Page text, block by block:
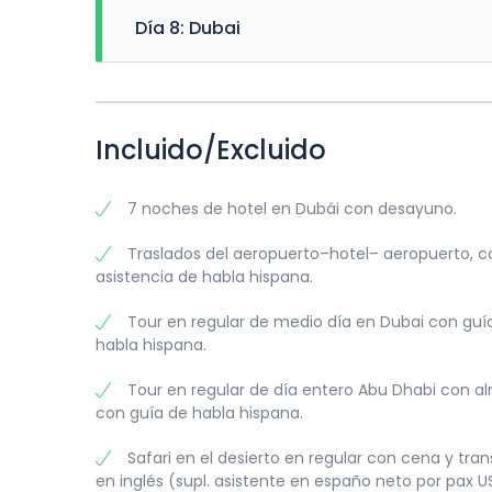
bordo de un Dhow tradicional, navegando
impresionante Dubai Eye. Regreso al hotel.
conocido como el “Mercado de Al Arsa”.
ubica en el emirato de Abu Dhabi en la
cuatro mil años y se considera una parte
conocida como la “Ciudad Jardín” se está
varios fuertes restaurados y el sitio
Hafeet, una cadena de montañas que
aguas minerales en la base. Almuerzo en
Dubai. Alojamiento.
Día 8: Dubai
Incluido/Excluido
7 noches de hotel en Dubái con desayuno.
Traslados del aeropuerto–hotel– aeropuerto,
asistencia de habla hispana.
Tour en regular de medio día en Dubai con
habla hispana.
Tour en regular de día entero Abu Dhabi con
con guía de habla hispana.
Safari en el desierto en regular con cena y
en inglés (supl. asistente en españo neto por pax